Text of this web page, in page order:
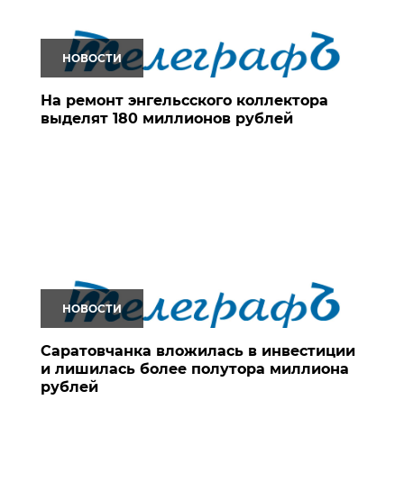
НОВОСТИ
На ремонт энгельсского коллектора
выделят 180 миллионов рублей
НОВОСТИ
Саратовчанка вложилась в инвестиции
и лишилась более полутора миллиона
рублей